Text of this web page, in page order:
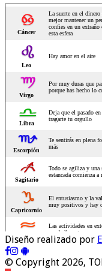
Diseño realizado por
© Copyright 2026,